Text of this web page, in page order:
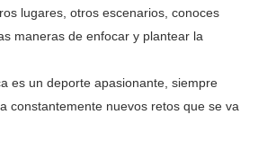
lugares, otros escenarios, conoces
maneras de enfocar y plantear la
es un deporte apasionante, siempre
constantemente nuevos retos que se va